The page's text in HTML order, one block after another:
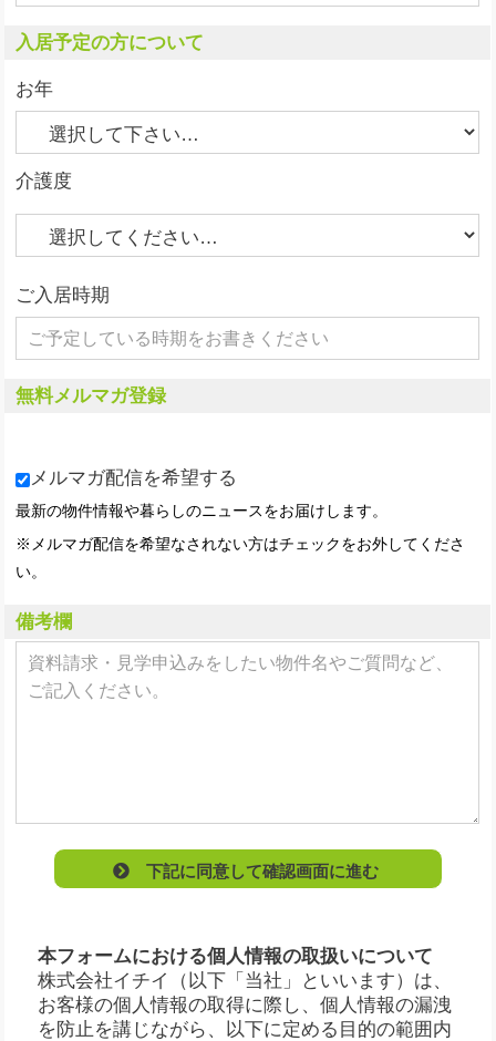
入居予定の方について
お年
介護度
ご入居時期
無料メルマガ登録
メルマガ配信を希望する
最新の物件情報や暮らしのニュースをお届けします。
※メルマガ配信を希望なされない方はチェックをお外してくださ
い。
備考欄
下記に同意して確認画面に進む
本フォームにおける個人情報の取扱いについて
株式会社イチイ（以下「当社」といいます）は、
お客様の個人情報の取得に際し、個人情報の漏洩
を防止を講じながら、以下に定める目的の範囲内